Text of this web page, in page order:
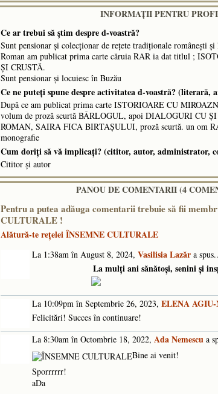
INFORMAŢII PENTRU
Ce ar trebui să ştim despre d-voastră?
Sunt pensionar și colecționar de rețete tradiționale românești
Roman am publicat prima carte căruia RAR ia dat titlul ;
ȘI CRUSTĂ.
Sunt pensionar și locuiesc în Buzău
Ce ne puteţi spune despre activitatea d-voastră? (literară,
După ce am publicat prima carte ISTORIOARE CU
volum de proză scurtă BÂRLOGUL, apoi DIALOGURI CU
ROMAN, SAIRA FICA BIRTAȘULUI, proză scurtă. un om
monografie
Cum doriţi să vă implicaţi? (cititor, autor, administrator,
Cititor și autor
PANOU DE COMENTARII (4
Pentru a putea adăuga comentarii trebuie să fii
CULTURALE !
Alătură-te reţelei ÎNSEMNE CULTURALE
La 1:38am în August 8, 2024, Vasilisia Lazăr a
La mulți ani sănătoși, senini și
La 10:09pm în Septembrie 26, 2023, ELENA AGIU-
Felicitări! Succes în continuare!
La 8:30am în Octombrie 18, 2022, Ada Nemescu a
Bine ai venit!
Sporrrrrr!
aDa